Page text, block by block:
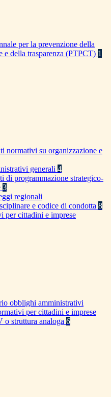
per la prevenzione della
e della trasparenza (PTPCT) 1
normativi su organizzazione e
generali 4
di programmazione strategico-
3
regionali
e codice di condotta 8
per cittadini e imprese
obblighi amministrativi
per cittadini e imprese
o struttura analoga 6